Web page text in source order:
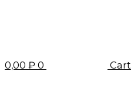
0,00 ₽ 0 Cart